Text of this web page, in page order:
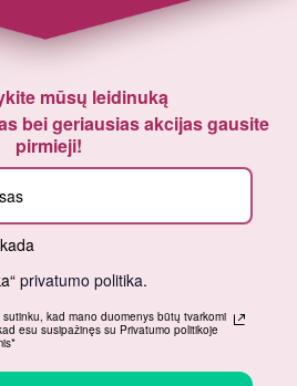
mūsų leidinuką
bei geriausias akcijas gausite
pirmieji!
privatumo politika.
kad mano duomenys būtų tvarkomi
esu susipažinęs su Privatumo politikoje